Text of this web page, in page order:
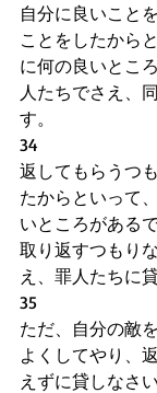
自分に良いこと
ことをしたから
に何の良いとこ
人たちでさえ、
す。
34
返してもらうつ
たからといって
いところがある
取り返すつもり
え、罪人たちに
35
ただ、自分の敵
よくしてやり、
えずに貸しなさ